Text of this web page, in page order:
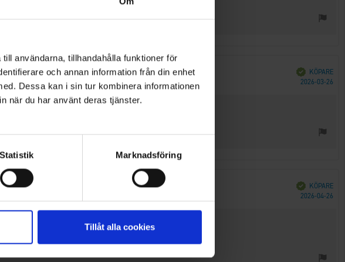
användarna, tillhandahålla funktioner för
och annan information från din enhet
Dessa kan i sin tur kombinera informationen
när du har använt deras tjänster.
Statistik Marknadsföring
Tillåt alla cookies
Bekräftad
KÖPARE
2026-03-26
Bekräftad
KÖPARE
2026-04-26